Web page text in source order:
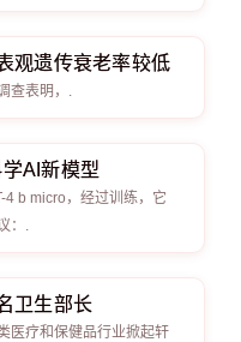
观遗传衰老率较低
查表明，.
AI新模型
4 b micro，经过训练，它
：.
卫生部长
医疗和保健品行业掀起轩